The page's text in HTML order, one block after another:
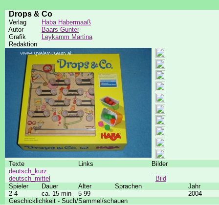
Drops & Co
Verlag
Haba Habermaaß
Autor
Baars Gunter
Grafik
Leykamm Martina
Redaktion
Texte Links
Bilder
deutsch_kurz
deutsch_mittel
...
Bild
Spieler
Dauer Alter Sprachen
Jahr
2-4
ca. 15 min 5-99
2004
Geschicklichkeit - Such/Sammel/schauen